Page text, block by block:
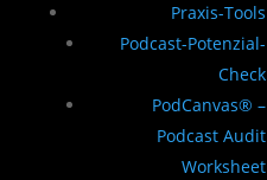
Praxis-Tools
Podcast-Potenzial-
Check
PodCanvas® –
Podcast Audit
Worksheet